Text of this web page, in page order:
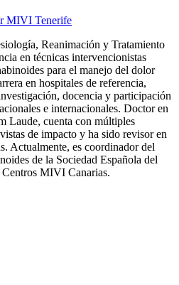
MIVI Tenerife
Reanimación y Tratamiento
en técnicas intervencionistas
para el manejo del dolor
en hospitales de referencia,
docencia y participación
e internacionales. Doctor en
Laude, cuenta con múltiples
de impacto y ha sido revisor en
Actualmente, es coordinador del
de la Sociedad Española del
MIVI Canarias.